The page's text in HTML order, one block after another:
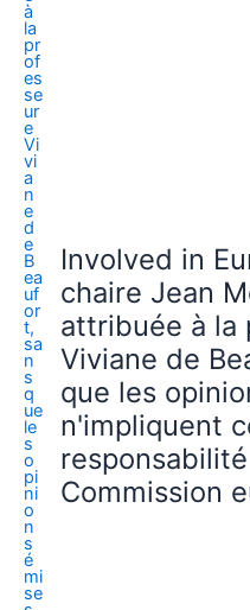
Involved in
chaire Jean
attribuée à la
Viviane de
que les
n'impliquent
Commission